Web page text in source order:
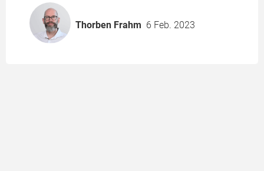
Thorben Frahm 6 Feb. 2023